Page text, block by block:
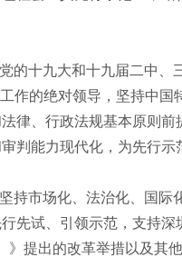
十九大和十九届二中、
作的绝对领导，坚持中
律、行政法规基本原则
判能力现代化，为先行示
市场化、法治化、国际
先试、引领示范，支持深
提出的改革举措以及其